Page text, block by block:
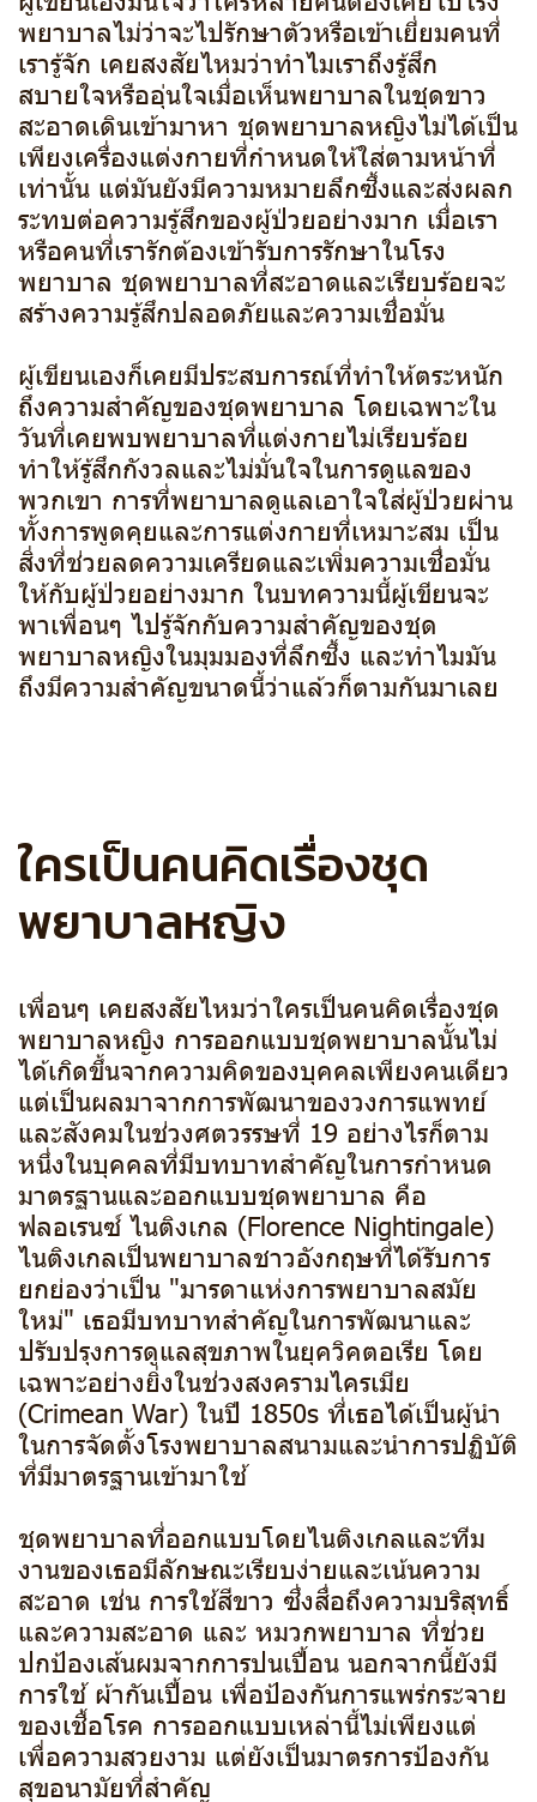
พยาบาลไม่ว่าจะไปรักษาตัวหรือเข้าเยี่ยมคนที่
เรารู้จัก เคยสงสัยไหมว่าทำไมเราถึงรู้สึก
สบายใจหรืออุ่นใจเมื่อเห็นพยาบาลในชุดขาว
สะอาดเดินเข้ามาหา ชุดพยาบาลหญิงไม่ได้เป็น
เพียงเครื่องแต่งกายที่กำหนดให้ใส่ตามหน้าที่
เท่านั้น แต่มันยังมีความหมายลึกซึ้งและส่งผลก
ระทบต่อความรู้สึกของผู้ป่วยอย่างมาก เมื่อเรา
หรือคนที่เรารักต้องเข้ารับการรักษาในโรง
พยาบาล ชุดพยาบาลที่สะอาดและเรียบร้อยจะ
สร้างความรู้สึกปลอดภัยและความเชื่อมั่น
ผู้เขียนเองก็เคยมีประสบการณ์ที่ทำให้ตระหนัก
ถึงความสำคัญของชุดพยาบาล โดยเฉพาะใน
วันที่เคยพบพยาบาลที่แต่งกายไม่เรียบร้อย
ทำให้รู้สึกกังวลและไม่มั่นใจในการดูแลของ
พวกเขา การที่พยาบาลดูแลเอาใจใส่ผู้ป่วยผ่าน
ทั้งการพูดคุยและการแต่งกายที่เหมาะสม เป็น
สิ่งที่ช่วยลดความเครียดและเพิ่มความเชื่อมั่น
ให้กับผู้ป่วยอย่างมาก ในบทความนี้ผู้เขียนจะ
พาเพื่อนๆ ไปรู้จักกับความสำคัญของชุด
พยาบาลหญิงในมุมมองที่ลึกซึ้ง และทำไมมัน
ถึงมีความสำคัญขนาดนี้ว่าแล้วก็ตามกันมาเลย
ใครเป็นคนคิดเรื่องชุด
พยาบาลหญิง
เพื่อนๆ เคยสงสัยไหมว่าใครเป็นคนคิดเรื่องชุด
พยาบาลหญิง การออกแบบชุดพยาบาลนั้นไม่
ได้เกิดขึ้นจากความคิดของบุคคลเพียงคนเดียว
แต่เป็นผลมาจากการพัฒนาของวงการแพทย์
และสังคมในช่วงศตวรรษที่ 19 อย่างไรก็ตาม
หนึ่งในบุคคลที่มีบทบาทสำคัญในการกำหนด
มาตรฐานและออกแบบชุดพยาบาล คือ
ฟลอเรนซ์ ไนติงเกล (Florence Nightingale)
ไนติงเกลเป็นพยาบาลชาวอังกฤษที่ได้รับการ
ยกย่องว่าเป็น "มารดาแห่งการพยาบาลสมัย
ใหม่" เธอมีบทบาทสำคัญในการพัฒนาและ
ปรับปรุงการดูแลสุขภาพในยุควิคตอเรีย โดย
เฉพาะอย่างยิ่งในช่วงสงครามไครเมีย
(Crimean War) ในปี 1850s ที่เธอได้เป็นผู้นำ
ในการจัดตั้งโรงพยาบาลสนามและนำการปฏิบัติ
ที่มีมาตรฐานเข้ามาใช้
ชุดพยาบาลที่ออกแบบโดยไนติงเกลและทีม
งานของเธอมีลักษณะเรียบง่ายและเน้นความ
สะอาด เช่น การใช้สีขาว ซึ่งสื่อถึงความบริสุทธิ์
และความสะอาด และ หมวกพยาบาล ที่ช่วย
ปกป้องเส้นผมจากการปนเปื้อน นอกจากนี้ยังมี
การใช้ ผ้ากันเปื้อน เพื่อป้องกันการแพร่กระจาย
ของเชื้อโรค การออกแบบเหล่านี้ไม่เพียงแต่
เพื่อความสวยงาม แต่ยังเป็นมาตรการป้องกัน
สุขอนามัยที่สำคัญ